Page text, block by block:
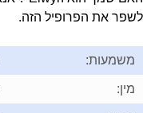
את הפרופיל הזה.
משמעות:
מין: